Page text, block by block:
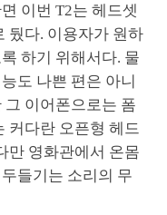
이번 T2는 헤드셋
뒀다. 이용자가 원하
하기 위해서다. 물
도 나쁜 편은 아니
그 이어폰으로는 폼
커다란 오픈형 헤드
만 영화관에서 온몸
들기는 소리의 무